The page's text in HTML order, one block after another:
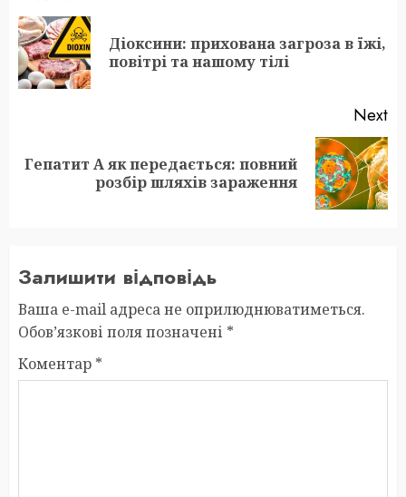
navigationДіоксини: прихована загроза в їжі,
повітрі та нашому тілі
Next
Next
Гепатит А як передається: повний
розбір шляхів зараження
Залишити відповідь
Ваша e-mail адреса не оприлюднюватиметься.
Обов’язкові поля позначені *
Коментар *